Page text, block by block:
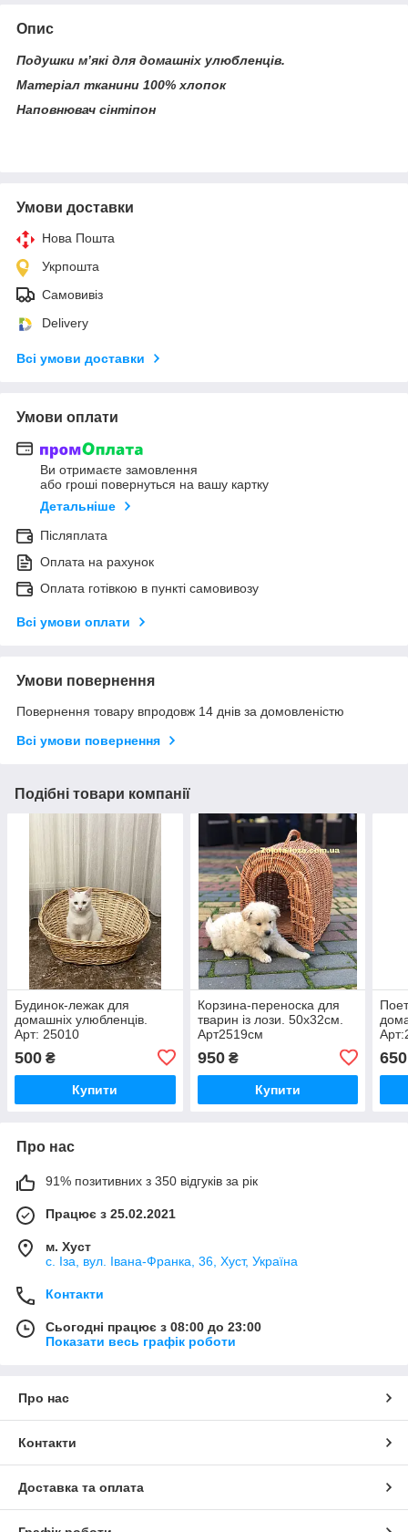
Опис
Подушки м’які для домашніх улюбленців.
Матеріал тканини 100% хлопок
Наповнювач сінтіпон
Умови доставки
Нова Пошта
Укрпошта
Самовивіз
Delivery
Всі умови доставки
Умови оплати
Ви отримаєте замовлення
або гроші повернуться на вашу картку
Детальніше
Післяплата
Оплата на рахунок
Оплата готівкою в пункті самовивозу
Всі умови оплати
Умови повернення
Повернення товару впродовж 14 днів за домовленістю
Всі умови повернення
Подібні товари компанії
Будинок-лежак для
домашніх улюбленців.
Арт: 25010
500 ₴
Купити
Корзина-переноска для
тварин із лози. 50х32см.
Арт2519см
950₴
Купити
650
Про нас
91% позитивних з 350 відгуків за рік
Працює з 25.02.2021
м. Хуст
с. Іза, вул. Івана-Франка, 36, Хуст, Україна
Контакти
Сьогодні працює з 08:00 до 23:00
Показати весь графік роботи
Про нас
Контакти
Доставка та оплата